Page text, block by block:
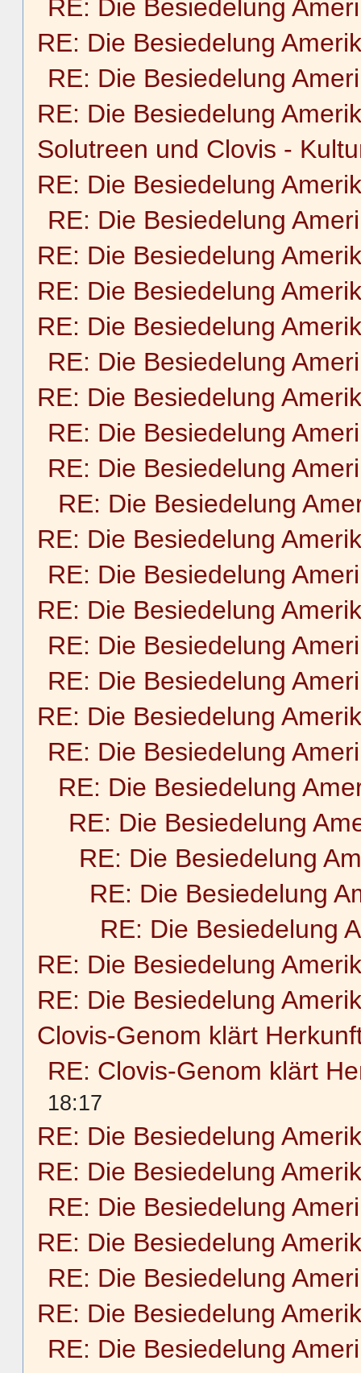
RE: Die Besiedelung
RE: Die Besiedelung
RE: Die Besiedelung
RE: Die Besiedelung
Solutreen und Clovis -
RE: Die Besiedelung
RE: Die Besiedelung
RE: Die Besiedelung
RE: Die Besiedelung
RE: Die Besiedelung
RE: Die Besiedelung
RE: Die Besiedelung
RE: Die Besiedelung
RE: Die Besiedelung
RE: Die Besiedelung
RE: Die Besiedelung
RE: Die Besiedelung
RE: Die Besiedelung
RE: Die Besiedelung
RE: Die Besiedelung
RE: Die Besiedelung
RE: Die Besiedelung
RE: Die Besiedelung
RE: Die Besiedelung
RE: Die Besiedelung
RE: Die Besiedelung
RE: Die Besiedelung
RE: Die Besiedelung
RE: Die Besiedelung
Clovis-Genom klärt
RE: Clovis-Genom klärt
18:17
RE: Die Besiedelung
RE: Die Besiedelung
RE: Die Besiedelung
RE: Die Besiedelung
RE: Die Besiedelung
RE: Die Besiedelung
RE: Die Besiedelung